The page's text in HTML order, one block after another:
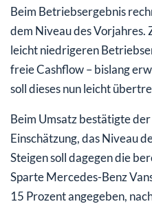
Beim Betriebsergebnis
dem Niveau des Vorjahres.
leicht niedrigeren
freie Cashflow – bislang
soll dieses nun leicht
Beim Umsatz bestätigte
Einschätzung, das Niveau
Steigen soll dagegen die
Sparte Mercedes-Benz
15 Prozent angegeben,